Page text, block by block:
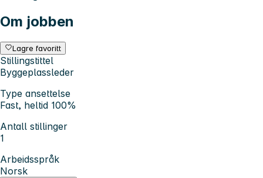
Om jobben
Lagre favoritt
Stillingstittel
Byggeplassleder
Type ansettelse
Fast, heltid 100%
Antall stillinger
1
Arbeidsspråk
Norsk